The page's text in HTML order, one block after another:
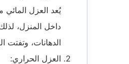
يُعد العزل المائي
داخل المنزل،
الدهانات، وتفتت
العزل الحراري: